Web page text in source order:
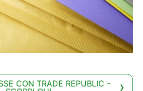
CON TRADE REPUBLIC -